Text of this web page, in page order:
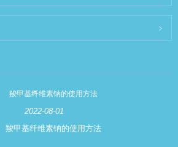
羧甲基纤维素钠的使用方法
2022-08-01
羧甲基纤维素钠的使用方法